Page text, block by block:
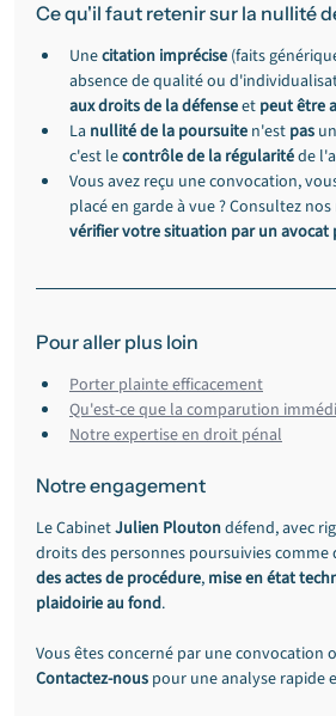
Ce qu'il faut retenir sur la nullité
Une citation imprécise (faits
absence de qualité ou
aux droits de la défense et peut être
La nullité de la poursuite n'est pas
c'est le contrôle de la régularité de
Vous avez reçu une convocation,
placé en garde à vue ? Consultez
vérifier votre situation par un avocat
Pour aller plus loin
Porter plainte efficacement
Qu'est-ce que la comparution
Notre expertise en droit pénal
Notre engagement
Le Cabinet Julien Plouton défend, avec
droits des personnes poursuivies comme
des actes de procédure, mise en état
plaidoirie au fond.
Vous êtes concerné par une convocation
Contactez-nous pour une analyse rapide